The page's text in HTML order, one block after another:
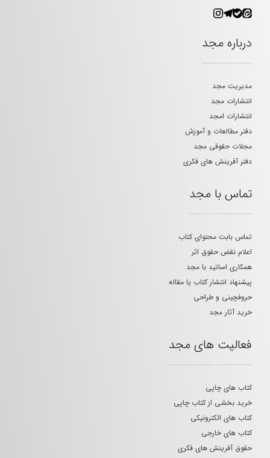
درباره مجد
مدیریت مجد
انتشارات مجد
انتشارات امجد
دفتر مطالعات و آموزش
مجلات حقوقی مجد
دفتر آفرینش های فکری
تماس با مجد
تماس بابت محتوای کتاب
اعلام نقض حقوق اثر
همکاری اساتید با مجد
پیشنهاد انتشار کتاب یا مقاله
حروفچینی و طراحی
خرید آثار مجد
فعالیت های مجد
کتاب های چاپی
خرید بخشی از کتاب چاپی
کتاب های الکترونیکی
کتاب های خارجی
حقوق آفرینش های فکری